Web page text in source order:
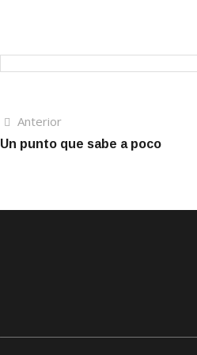
Navegación
de
AnteriorArtículo
anterior
Un punto que sabe a poco